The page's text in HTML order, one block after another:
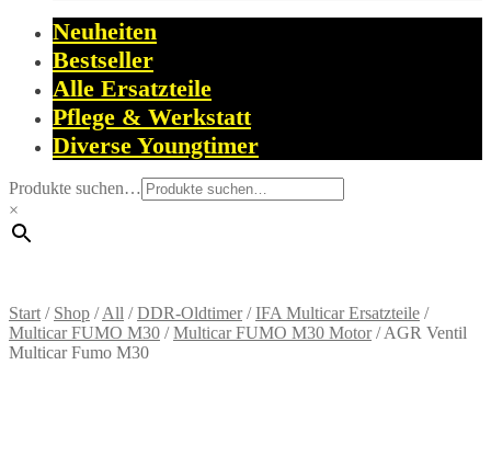
Neuheiten
Bestseller
Alle Ersatzteile
Pflege & Werkstatt
Diverse Youngtimer
Produkte suchen…
×
Start / Shop /All /DDR-Oldtimer/IFA Multicar Ersatzteile /
Multicar FUMO M30 /Multicar FUMO M30 Motor/AGR Ventil
Multicar Fumo M30